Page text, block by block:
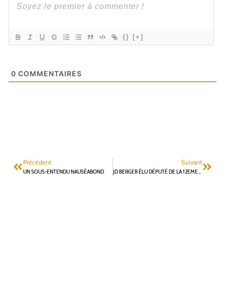
{} [+]
0 COMMENTAIRES
Précédent
UN SOUS-ENTENDU NAUSÉABOND
Suivant
JD BERGER ÉLU DÉPUTÉ DE LA 12EME CIRCONSCRIPTION DES HAUTS-DE-SEINE MAIS L. ADJROUD (NFP) LARGEMENT EN TÊTE SUR LA VILLE DE FONTENAY-AUX-ROSES